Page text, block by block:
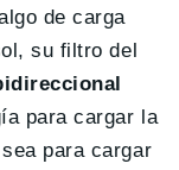
de carga
su filtro del
para cargar la
para cargar